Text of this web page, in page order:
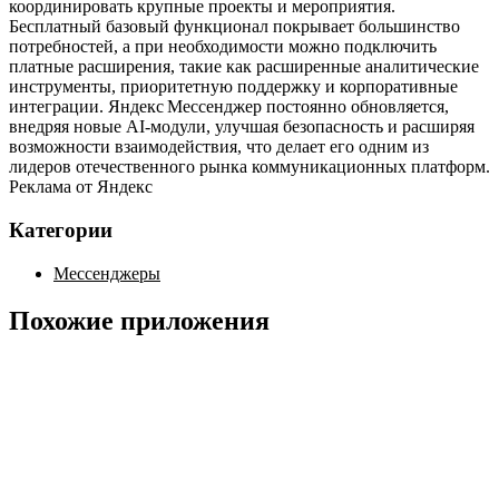
координировать крупные проекты и мероприятия.
Бесплатный базовый функционал покрывает большинство
потребностей, а при необходимости можно подключить
платные расширения, такие как расширенные аналитические
инструменты, приоритетную поддержку и корпоративные
интеграции. Яндекс Мессенджер постоянно обновляется,
внедряя новые AI‑модули, улучшая безопасность и расширяя
возможности взаимодействия, что делает его одним из
лидеров отечественного рынка коммуникационных платформ.
Реклама от Яндекс
Категории
Мессенджеры
Похожие приложения